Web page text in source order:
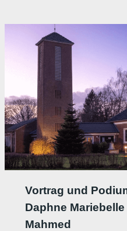
Vortrag und
Daphne
Mahmed